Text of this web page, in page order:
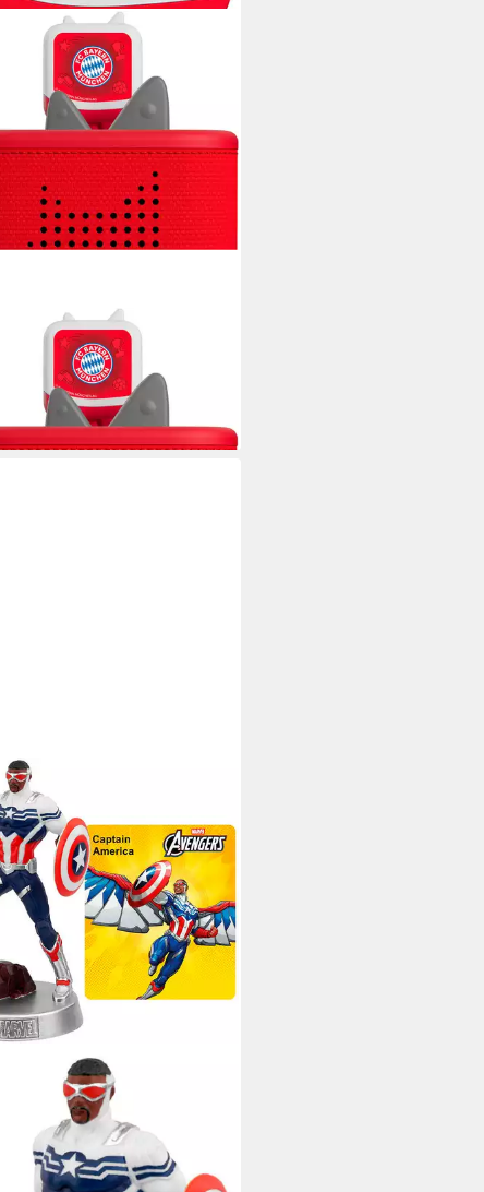
Die Welt des FC Bayern
in 3 Wochen